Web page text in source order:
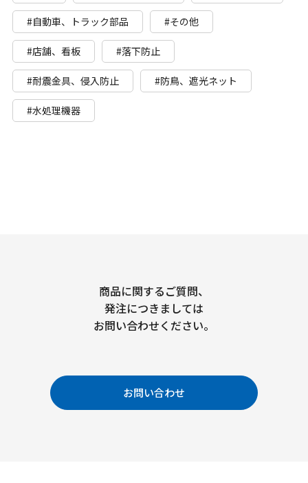
#自動車、トラック部品 #その他
#店舗、看板 #落下防止
#耐震金具、侵入防止 #防鳥、遮光ネット
#水処理機器
商品に関するご質問、
発注につきましては
お問い合わせください。
お問い合わせ